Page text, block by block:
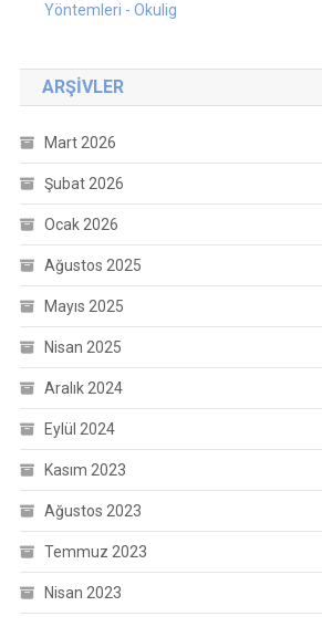
Yöntemleri - Okulig
ARŞIVLER
Mart 2026
Şubat 2026
Ocak 2026
Ağustos 2025
Mayıs 2025
Nisan 2025
Aralık 2024
Eylül 2024
Kasım 2023
Ağustos 2023
Temmuz 2023
Nisan 2023